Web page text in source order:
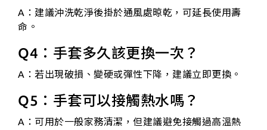
A：建議沖洗乾淨後掛於通風處晾乾，可延長使用壽
命。
Q4：手套多久該更換一次？
A：若出現破損、變硬或彈性下降，建議立即更換。
Q5：手套可以接觸熱水嗎？
A：可用於一般家務清潔，但建議避免接觸過高溫熱